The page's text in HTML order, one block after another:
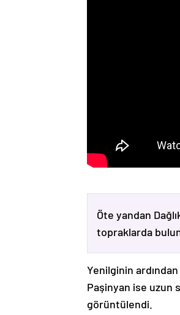
Öte yandan
topraklarda
Yenilginin
Paşinyan ise uzun
görüntülendi.